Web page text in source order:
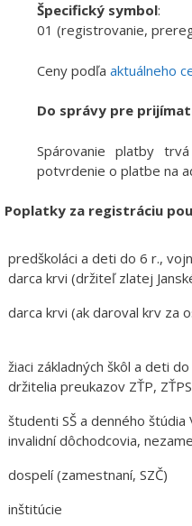
Špecifický symbol:
01 (registrovanie,
Ceny podľaaktuálneho
Do správy pre
Spárovanie platby
potvrdenie o platbe na
Poplatky za registráciu
predškoláci a deti do 6 r.,
darca krvi (držiteľ zlatej
darca krvi (ak daroval krv za
žiaci základných škôl a deti
držitelia preukazov ZŤP, ZŤPS
študenti SŠ a denného
invalidní dôchodcovia,
dospelí (zamestnaní, SZČ)
inštitúcie